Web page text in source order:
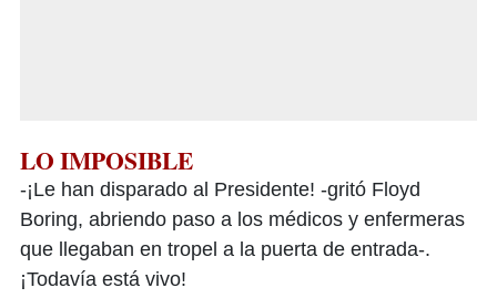
LO IMPOSIBLE
-¡Le han disparado al Presidente! -gritó Floyd
Boring, abriendo paso a los médicos y enfermeras
que llegaban en tropel a la puerta de entrada-.
¡Todavía está vivo!